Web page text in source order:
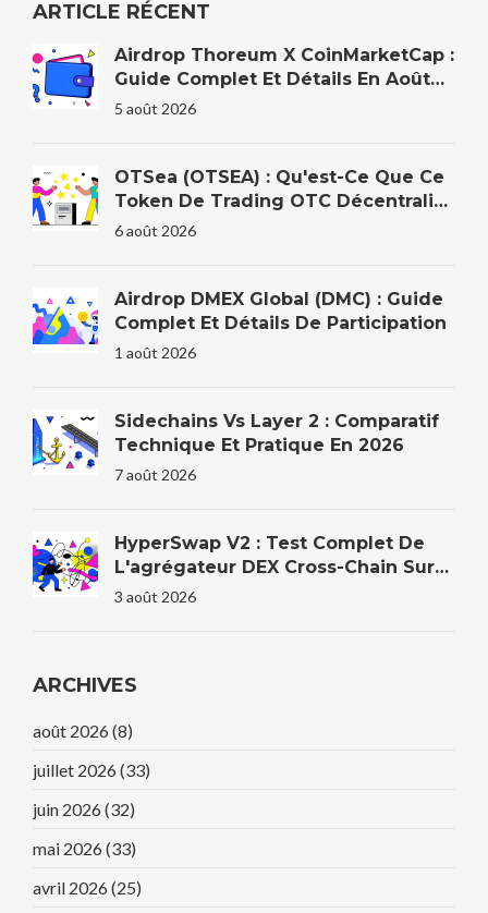
ARTICLE RÉCENT
Airdrop Thoreum X CoinMarketCap :
Guide Complet Et Détails En Août
2026
5 août 2026
OTSea (OTSEA) : Qu'est-Ce Que Ce
Token De Trading OTC Décentralisé
?
6 août 2026
Airdrop DMEX Global (DMC) : Guide
Complet Et Détails De Participation
1 août 2026
Sidechains Vs Layer 2 : Comparatif
Technique Et Pratique En 2026
7 août 2026
HyperSwap V2 : Test Complet De
L'agrégateur DEX Cross-Chain Sur
HyperEVM
3 août 2026
ARCHIVES
août 2026 (8)
juillet 2026 (33)
juin 2026 (32)
mai 2026 (33)
avril 2026 (25)